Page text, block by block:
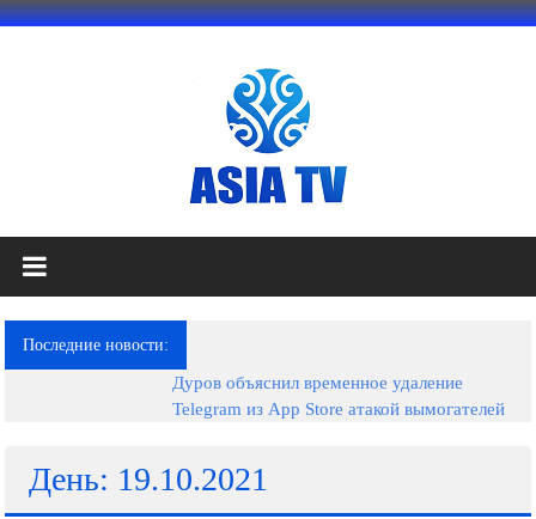
Перейти
АЗИЯ
ТВ
это
телеканал
фильмы,
музыкальные
Последние новости:
Дуров объяснил временное удаление
Telegram из App Store атакой вымогателей
День: 19.10.2021